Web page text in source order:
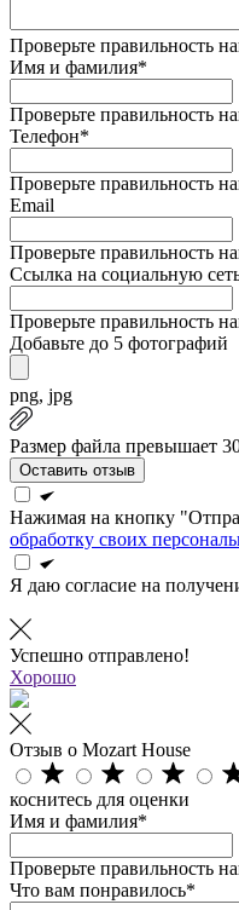
Проверьте правильность
Имя и фамилия*
Проверьте правильность
Телефон*
Проверьте правильность
Email
Проверьте правильность
Ссылка на социальную
Проверьте правильность
Добавьте до 5 фотографий
png, jpg
Размер файла превышает
Оставить отзыв
Нажимая на кнопку
обработку своих
Я даю согласие на
Успешно отправлено!
Хорошо
Отзыв о Mozart House
коснитесь для оценки
Имя и фамилия*
Проверьте правильность
Что вам понравилось*